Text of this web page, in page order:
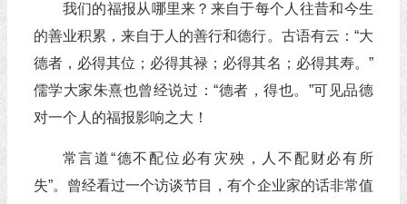
我们的福报从哪里来？来自于每个人往昔和今生
的善业积累，来自于人的善行和德行。古语有云：“大
德者，必得其位；必得其禄；必得其名；必得其寿。”
儒学大家朱熹也曾经说过：“德者，得也。”可见品德
对一个人的福报影响之大！
常言道“德不配位必有灾殃，人不配财必有所
失”。曾经看过一个访谈节目，有个企业家的话非常值